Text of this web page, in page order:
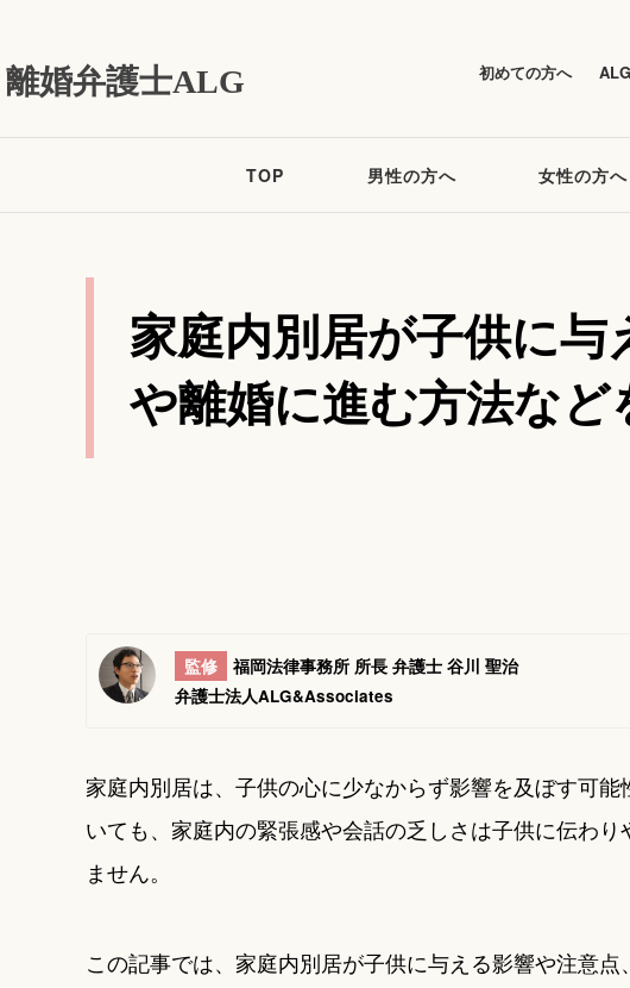
離婚弁護士ALG 初めての方へ
TOP 男性の方へ 女性の方へ
家庭内別居が子供に
や離婚に進む方法など
監修
福岡法律事務所 所長 弁護士 谷川 聖治
弁護士法人ALG&Associates
家庭内別居は、子供の心に少なからず影響を及ぼす可
いても、家庭内の緊張感や会話の乏しさは子供に伝わ
ません。
この記事では、家庭内別居が子供に与える影響や注意